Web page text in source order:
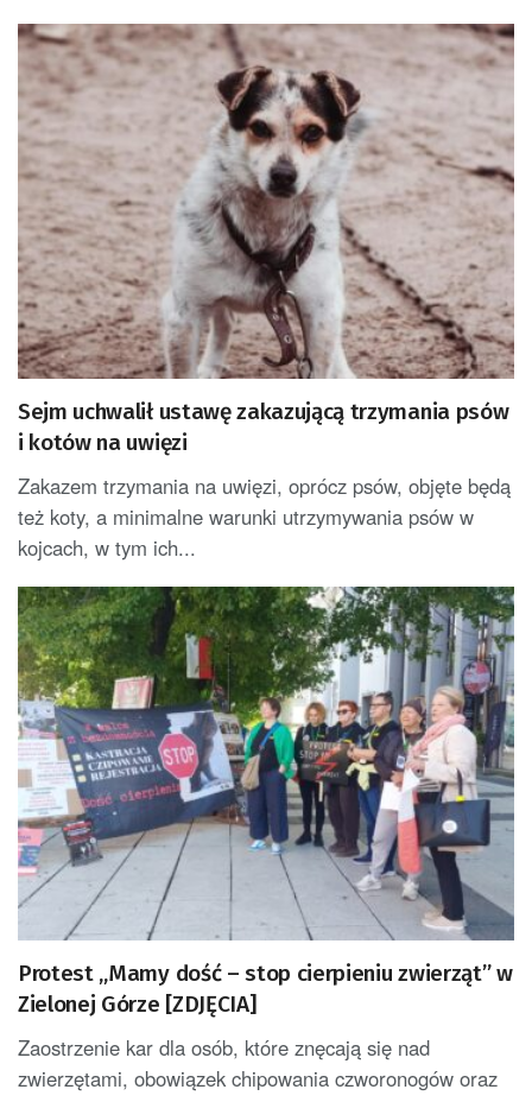
Sejm uchwalił ustawę zakazującą trzymania psów
i kotów na uwięzi
Zakazem trzymania na uwięzi, oprócz psów, objęte będą
też koty, a minimalne warunki utrzymywania psów w
kojcach, w tym ich...
Protest „Mamy dość – stop cierpieniu zwierząt” w
Zielonej Górze [ZDJĘCIA]
Zaostrzenie kar dla osób, które znęcają się nad
zwierzętami, obowiązek chipowania czworonogów oraz